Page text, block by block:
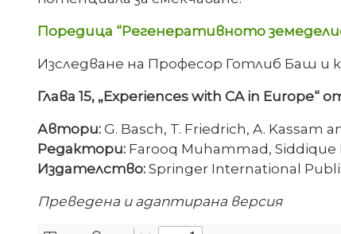
Поредица “Регенеративното
Изследване на Професор Готлиб Баш и
Глава 15, „Experiences with CA in
Автори:G. Basch, T. Friedrich, A. Kassam
Редактори: Farooq Muhammad, Siddique
Издателство:Springer International
Преведена и адаптирана версия